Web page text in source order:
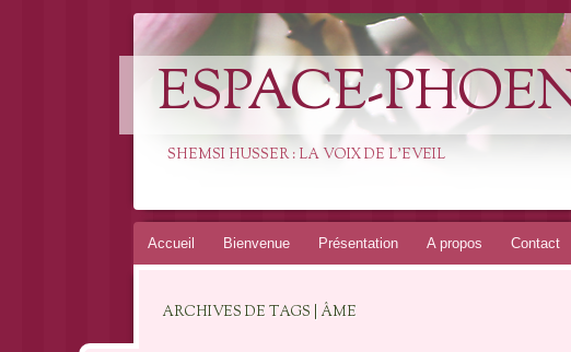
ESPACE-
SHEMSI HUSSER : LA VOIX DE L'EVEIL
Aller
Accueil Bienvenue Présentation A propos Contact
ARCHIVES DE TAGS | ÂME